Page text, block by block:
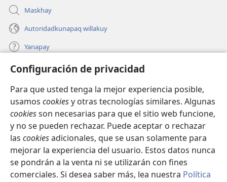
Configuración de privacidad
Para que usted tenga la mejor experiencia posible,
usamos cookiesy otras tecnologías similares. Algunas
cookiesson necesarias para que el sitio web funcione,
y no se pueden rechazar. Puede aceptar o rechazar
las cookiesadicionales, que se usan solamente para
mejorar la experiencia del usuario. Estos datos nunca
se pondrán a la venta ni se utilizarán con fines
comerciales. Si desea saber más, lea nuestra Política
Maskhay
Autoridadkunapaq willakuy
Yanapay
Donacionta churanapaq
una
ventana)
INTERNETPI QELQANCHISKUNA Watchtower™
(abre
una
nueva
ventana)
JW Hub
(abre
una
nueva
ventana)
JW Library ®